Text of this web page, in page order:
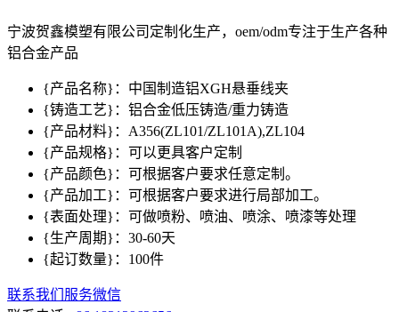
宁波贺鑫模塑有限公司定制化生产，oem/odm专注于生产各种
铝合金产品
{产品名称}：中国制造铝XGH悬垂线夹
{铸造工艺}：铝合金低压铸造/重力铸造
{产品材料}：A356(ZL101/ZL101A),ZL104
{产品规格}：可以更具客户定制
{产品颜色}：可根据客户要求任意定制。
{产品加工}：可根据客户要求进行局部加工。
{表面处理}：可做喷粉、喷油、喷涂、喷漆等处理
{生产周期}：30-60天
{起订数量}：100件
联系我们 服务微信